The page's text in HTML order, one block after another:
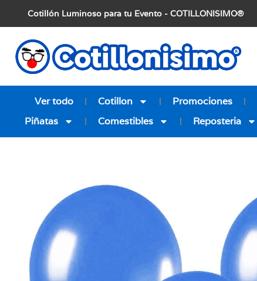
Cotillón Luminoso para tu Evento - COTILLONISIMO®
Ver todo Cotillon Promociones
Piñatas
Comestibles Reposteria